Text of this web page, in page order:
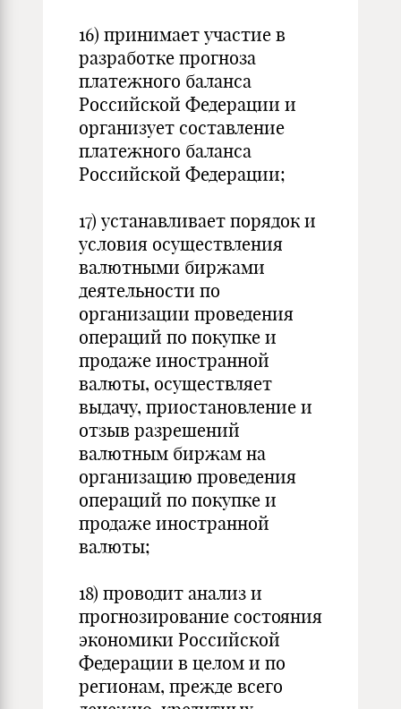
16) принимает участие в
разработке прогноза
платежного баланса
Российской Федерации и
организует составление
платежного баланса
Российской Федерации;
17) устанавливает порядок и
условия осуществления
валютными биржами
деятельности по
организации проведения
операций по покупке и
продаже иностранной
валюты, осуществляет
выдачу, приостановление и
отзыв разрешений
валютным биржам на
организацию проведения
операций по покупке и
продаже иностранной
валюты;
18) проводит анализ и
прогнозирование состояния
экономики Российской
Федерации в целом и по
регионам, прежде всего